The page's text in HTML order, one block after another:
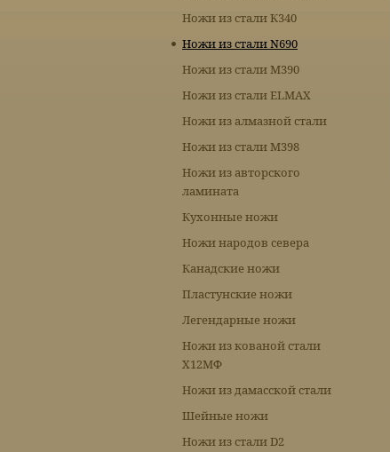
Ножи из стали К340
Ножи из стали N690
Ножи из стали М390
Ножи из стали ELMAX
Ножи из алмазной стали
Ножи из стали М398
Ножи из авторского
ламината
Кухонные ножи
Ножи народов севера
Канадские ножи
Пластунские ножи
Легендарные ножи
Ножи из кованой стали
Х12МФ
Ножи из дамасской стали
Шейные ножи
Ножи из стали D2